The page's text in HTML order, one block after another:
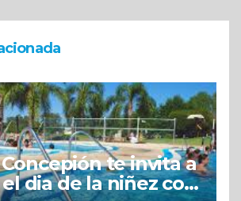
te invita a
dia de la niñez con